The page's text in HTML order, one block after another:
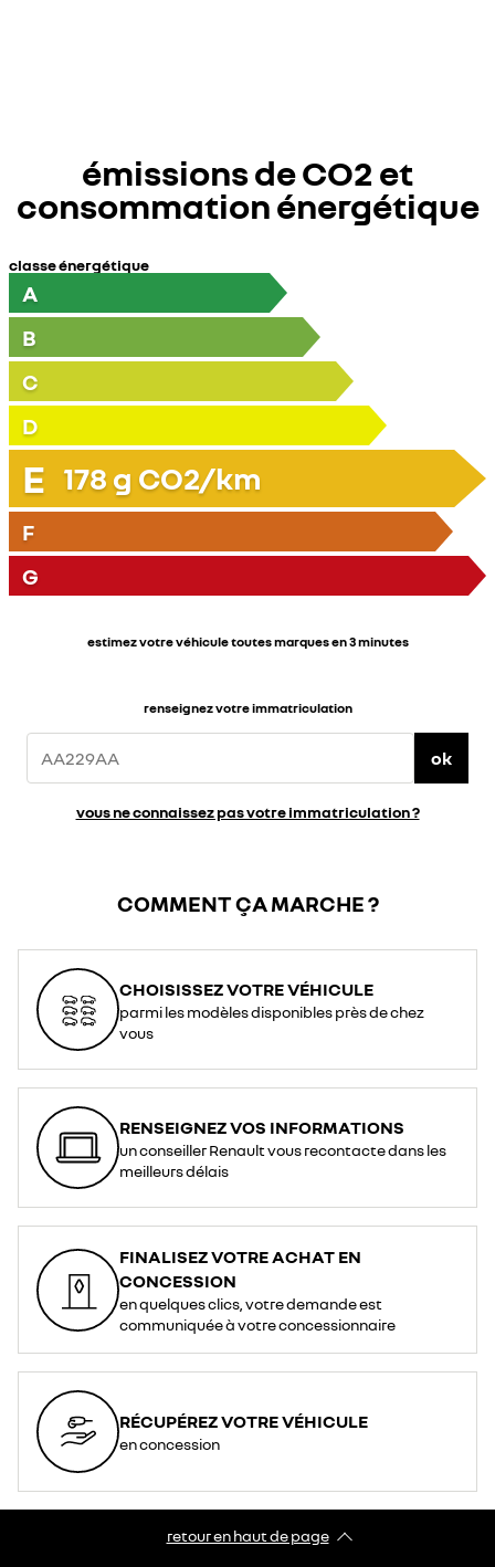
émissions de CO2 et
consommation énergétique
classe énergétique
A
B
C
D
E 178 g CO2/km
F
G
estimez votre véhicule toutes marques en 3 minutes
renseignez votre immatriculation
ok
vous ne connaissez pas votre immatriculation ?
COMMENT ÇA MARCHE ?
CHOISISSEZ VOTRE VÉHICULE
parmi les modèles disponibles près de chez
vous
RENSEIGNEZ VOS INFORMATIONS
un conseiller Renault vous recontacte dans les
meilleurs délais
FINALISEZ VOTRE ACHAT EN
CONCESSION
en quelques clics, votre demande est
communiquée à votre concessionnaire
RÉCUPÉREZ VOTRE VÉHICULE
en concession
retour en haut de page​